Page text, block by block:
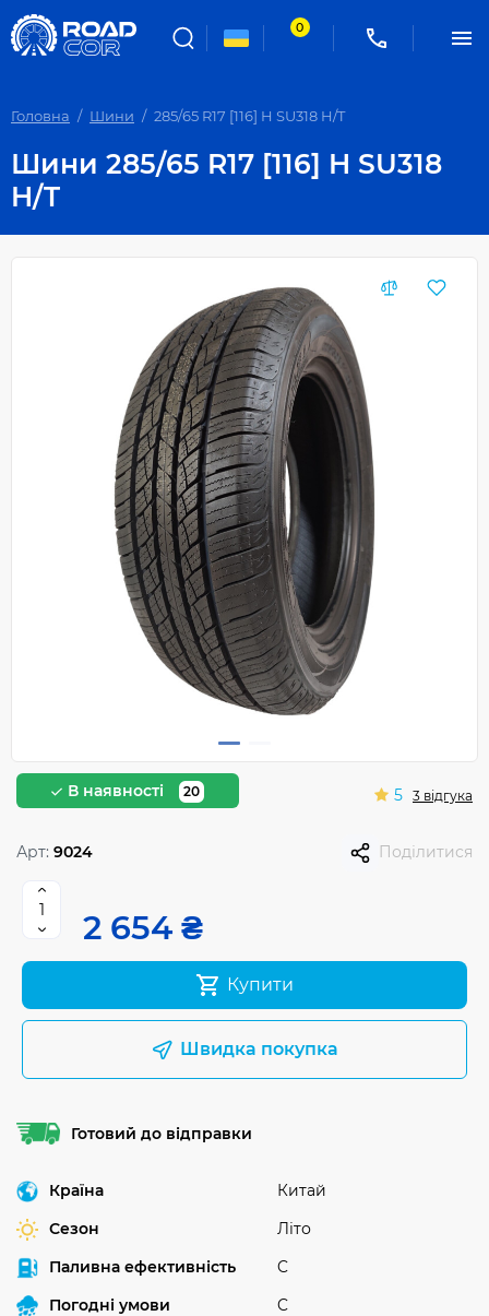
0
Головна Шини 285/65 R17 [116] H SU318 H/T
Шини 285/65 R17 [116] H SU318
H/T
В наявності 20 5 3 відгука
Арт: 9024 Поділитися
2 654 ₴
Купити
Швидка покупка
Готовий до відправки
Країна
Китай
Сезон
Літо
Паливна ефективність
C
Погодні умови
C